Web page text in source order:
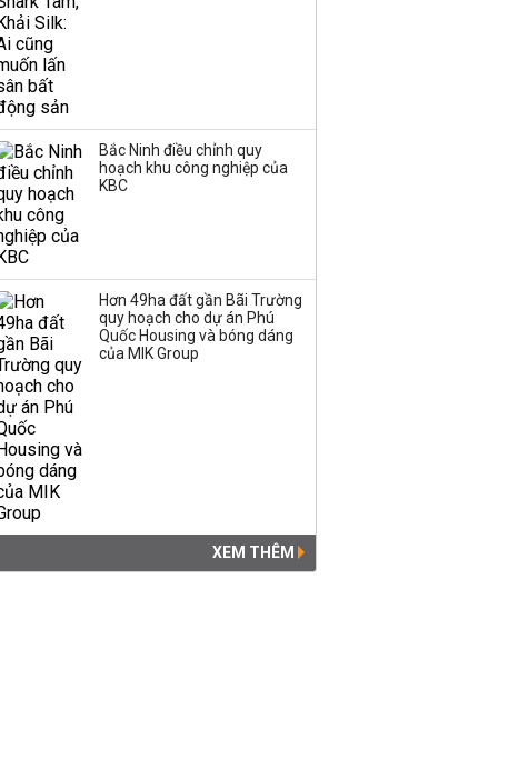
Bắc Ninh điều chỉnh quy
hoạch khu công nghiệp của
KBC
Hơn 49ha đất gần Bãi Trường
quy hoạch cho dự án Phú
Quốc Housing và bóng dáng
của MIK Group
XEM THÊM